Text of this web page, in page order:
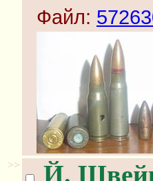
Файл:
>> Й.